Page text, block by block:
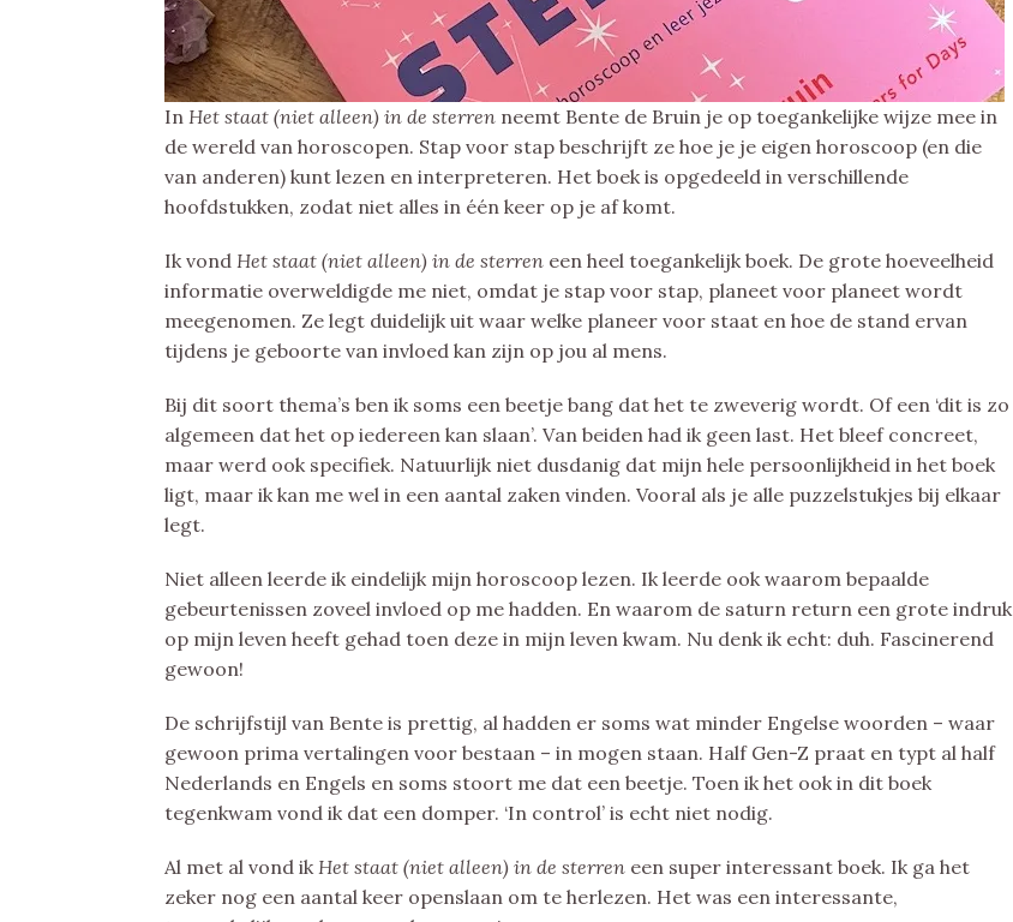
In Het staat (niet alleen) in de sterren neemt Bente de Bruin je op toegankelijke wijze mee in
de wereld van horoscopen. Stap voor stap beschrijft ze hoe je je eigen horoscoop (en die
van anderen) kunt lezen en interpreteren. Het boek is opgedeeld in verschillende
hoofdstukken, zodat niet alles in één keer op je af komt.
Ik vond Het staat (niet alleen) in de sterren een heel toegankelijk boek. De grote hoeveelheid
informatie overweldigde me niet, omdat je stap voor stap, planeet voor planeet wordt
meegenomen. Ze legt duidelijk uit waar welke planeer voor staat en hoe de stand ervan
tijdens je geboorte van invloed kan zijn op jou al mens.
Bij dit soort thema’s ben ik soms een beetje bang dat het te zweverig wordt. Of een ‘dit is zo
algemeen dat het op iedereen kan slaan’. Van beiden had ik geen last. Het bleef concreet,
maar werd ook specifiek. Natuurlijk niet dusdanig dat mijn hele persoonlijkheid in het boek
ligt, maar ik kan me wel in een aantal zaken vinden. Vooral als je alle puzzelstukjes bij elkaar
legt.
Niet alleen leerde ik eindelijk mijn horoscoop lezen. Ik leerde ook waarom bepaalde
gebeurtenissen zoveel invloed op me hadden. En waarom de saturn return een grote indruk
op mijn leven heeft gehad toen deze in mijn leven kwam. Nu denk ik echt: duh. Fascinerend
gewoon!
De schrijfstijl van Bente is prettig, al hadden er soms wat minder Engelse woorden – waar
gewoon prima vertalingen voor bestaan – in mogen staan. Half Gen-Z praat en typt al half
Nederlands en Engels en soms stoort me dat een beetje. Toen ik het ook in dit boek
tegenkwam vond ik dat een domper. ‘In control’ is echt niet nodig.
Al met al vond ikHet staat (niet alleen) in de sterren een super interessant boek. Ik ga het
zeker nog een aantal keer openslaan om te herlezen. Het was een interessante,